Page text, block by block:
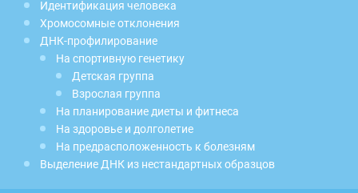
Идентификация человека
Хромосомные отклонения
ДНК-профилирование
На спортивную генетику
Детская группа
Взрослая группа
На планирование диеты и фитнеса
На здоровье и долголетие
На предрасположенность к болезням
Выделение ДНК из нестандартных образцов